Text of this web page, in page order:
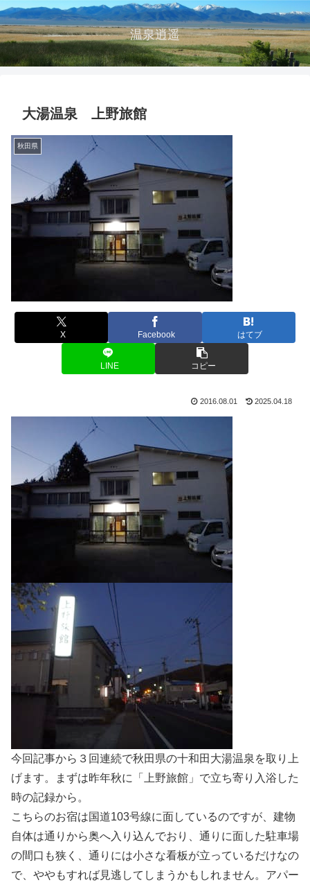
温泉逍遥
大湯温泉 上野旅館
秋田県
X Facebook はてブ
LINE コピー
2016.08.01 2025.04.18
今回記事から３回連続で秋田県の十和田大湯温泉を取り上
げます。まずは昨年秋に「上野旅館」で立ち寄り入浴した
時の記録から。
こちらのお宿は国道103号線に面しているのですが、建物
自体は通りから奥へ入り込んでおり、通りに面した駐車場
の間口も狭く、通りには小さな看板が立っているだけなの
で、ややもすれば見逃してしまうかもしれません。アパー